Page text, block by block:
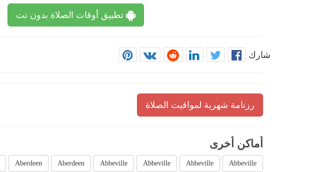
تطبيق أوقات الصلاة بدون نت
شارك
رزنامة شهرية لمواقيت الصلاة
أماكن أخرى
Abbeville
Abbeville
Abbeville
Abbeville
Aberdeen
Aberdeen